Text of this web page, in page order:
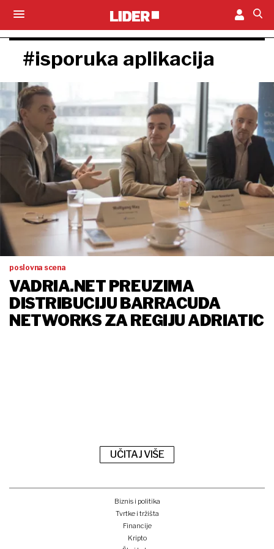
#isporuka aplikacija
poslovna scena
VADRIA.NET PREUZIMA
DISTRIBUCIJU BARRACUDA
NETWORKS ZA REGIJU ADRIATIC
UČITAJ VIŠE
Biznis i politika
Tvrtke i tržišta
Financije
Kripto